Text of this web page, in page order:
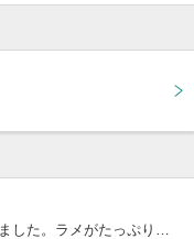
した。ラメがたっぷり…